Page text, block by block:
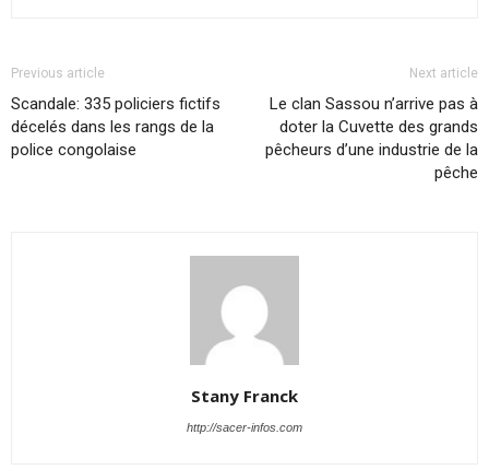
Previous article
Scandale: 335 policiers fictifs
décelés dans les rangs de la
police congolaise
Next article
Le clan Sassou n’arrive pas à
doter la Cuvette des grands
pêcheurs d’une industrie de la
pêche
Stany Franck
http://sacer-infos.com